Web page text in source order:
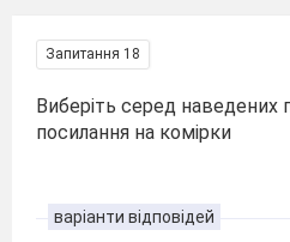
Запитання 18
Виберіть серед наведених
посилання на комірки
варіанти відповідей